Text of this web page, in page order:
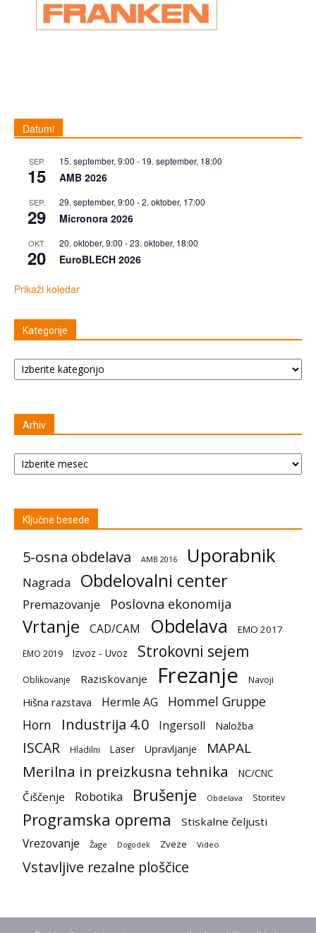
Datumi
SEP.
15
15. september, 9:00 - 19. september, 18:00
AMB 2026
SEP.
29
29. september, 9:00 -2. oktober, 17:00
Micronora 2026
OKT.
20
20. oktober, 9:00 -23. oktober, 18:00
EuroBLECH 2026
Prikaži koledar
Kategorije
Kategorije
Arhiv
Arhiv
Ključne besede
5-osna obdelava AMB 2016 Uporabnik
Nagrada Obdelovalni center
Premazovanje Poslovna ekonomija
Vrtanje CAD/CAM Obdelava EMO 2017
EMO 2019 Izvoz - Uvoz Strokovni sejem
Oblikovanje Raziskovanje Frezanje Navoji
Hišna razstava Hermle AG
Hommel Gruppe
Horn
Industrija 4.0 Ingersoll Naložba
ISCAR Hladilni Laser Upravljanje MAPAL
Merilna in preizkusna tehnika NC/CNC
Čiščenje Robotika Brušenje Obdelava Storitev
Programska oprema Stiskalne čeljusti
Vrezovanje Žage Dogodek Zveze Video
Vstavljive rezalne ploščice